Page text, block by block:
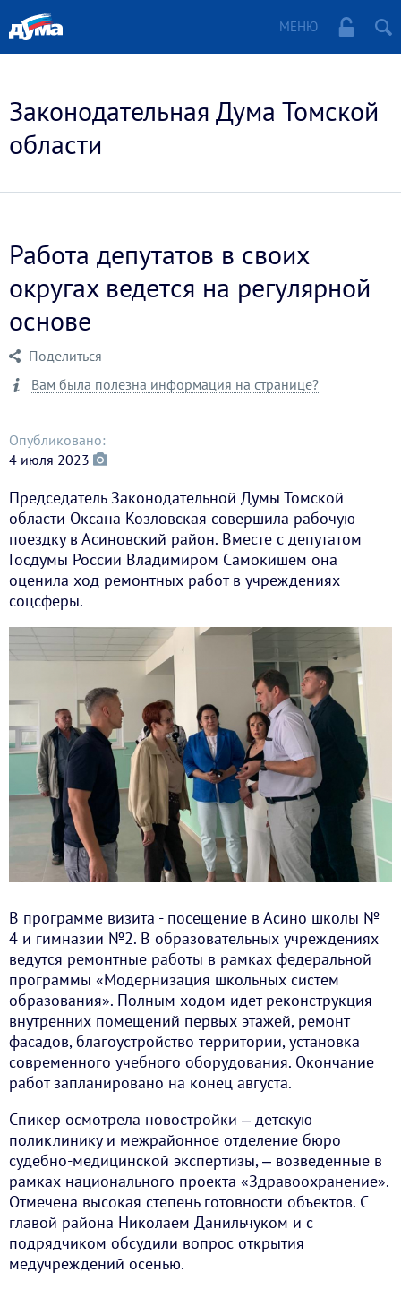
МЕНЮ
Законодательная Дума Томской
области
Работа депутатов в своих
округах ведется на регулярной
основе
Поделиться
Вам была полезна информация на странице?
Опубликовано:
4 июля 2023
Председатель Законодательной Думы Томской
области Оксана Козловская совершила рабочую
поездку в Асиновский район. Вместе с депутатом
Госдумы России Владимиром Самокишем она
оценила ход ремонтных работ в учреждениях
соцсферы.
В программе визита - посещение в Асино школы №
4 и гимназии №2. В образовательных учреждениях
ведутся ремонтные работы в рамках федеральной
программы «Модернизация школьных систем
образования». Полным ходом идет реконструкция
внутренних помещений первых этажей, ремонт
фасадов, благоустройство территории, установка
современного учебного оборудования. Окончание
работ запланировано на конец августа.
Спикер осмотрела новостройки ‒ детскую
поликлинику и межрайонное отделение бюро
судебно-медицинской экспертизы, ‒ возведенные в
рамках национального проекта «Здравоохранение».
Отмечена высокая степень готовности объектов. С
главой района Николаем Данильчуком и с
подрядчиком обсудили вопрос открытия
медучреждений осенью.